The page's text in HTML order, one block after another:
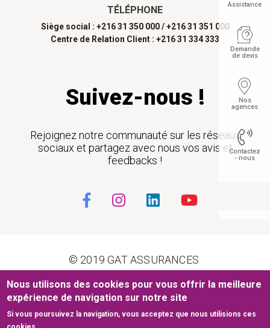
TÉLÉPHONE
Siège social : +216 31 350 000 / +216 31 351 000
Centre de Relation Client : +216 31 334 333
Suivez-nous !
Rejoignez notre communauté sur les réseaux
sociaux et partagez avec nous vos avis et
feedbacks !
© 2019 GAT ASSURANCES
Pied de page
Conditions générales d’utilisation
Mentions légales Plan du site
Assistance
Demande
de devis
Nos
agences
Contactez
- nous
Nous utilisons des cookies pour vous offrir la meilleure
expérience de navigation sur notre site
Si vous poursuivez la navigation, vous acceptez que nous utilisions ces